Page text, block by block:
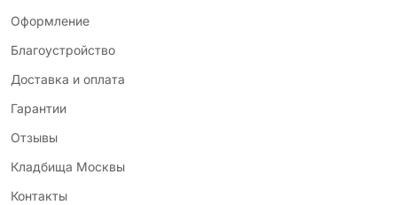
Оформление
Благоустройство
Доставка и оплата
Гарантии
Отзывы
Кладбища Москвы
Контакты